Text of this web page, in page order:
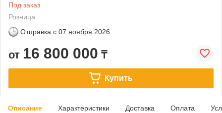
Под заказ
Розница
Отправка с 07 ноября 2026
от 16 800 000 ₸
Купить
Описание Характеристики Доставка Оплата